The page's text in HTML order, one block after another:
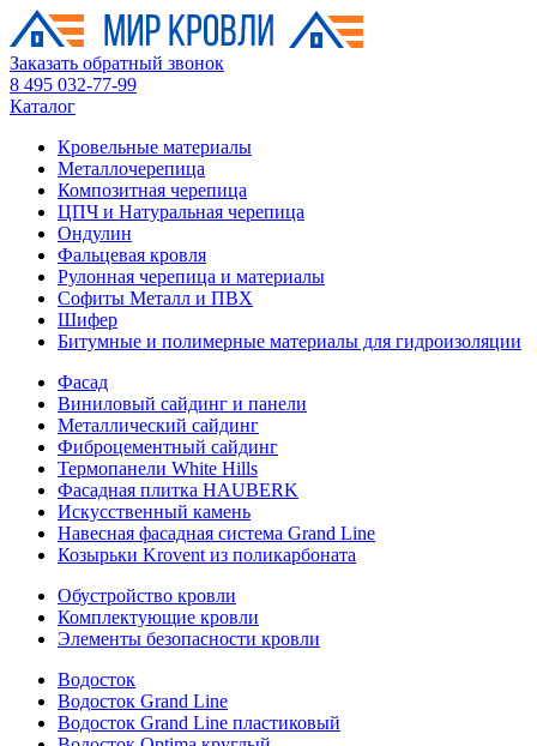
Заказать обратный звонок
8 495 032-77-99
Каталог
Кровельные материалы
Металлочерепица
Композитная черепица
ЦПЧ и Натуральная черепица
Ондулин
Фальцевая кровля
Рулонная черепица и материалы
Софиты Металл и ПВХ
Шифер
Битумные и полимерные материалы для гидроизоляции
Фасад
Виниловый сайдинг и панели
Металлический сайдинг
Фиброцементный сайдинг
Термопанели White Hills
Фасадная плитка HAUBERK
Искусственный камень
Навесная фасадная система Grand Line
Козырьки Krovent из поликарбоната
Обустройство кровли
Комплектующие кровли
Элементы безопасности кровли
Водосток
Водосток Grand Line
Водосток Grand Line пластиковый